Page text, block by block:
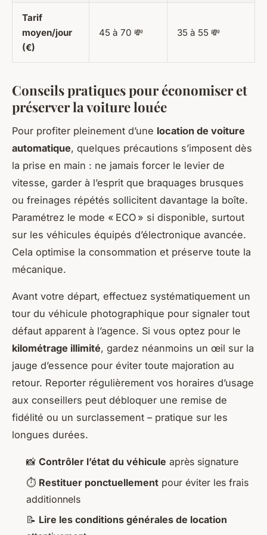
Tarif
moyen/jour
(€)
45 à 70 💸 35 à 55 💸
Conseils pratiques pour économiser et
préserver la voiture louée
Pour profiter pleinement d’une location de voiture
automatique, quelques précautions s’imposent dès
la prise en main : ne jamais forcer le levier de
vitesse, garder à l’esprit que braquages brusques
ou freinages répétés sollicitent davantage la boîte.
Paramétrez le mode « ECO » si disponible, surtout
sur les véhicules équipés d’électronique avancée.
Cela optimise la consommation et préserve toute la
mécanique.
Avant votre départ, effectuez systématiquement un
tour du véhicule photographique pour signaler tout
défaut apparent à l’agence. Si vous optez pour le
kilométrage illimité, gardez néanmoins un œil sur la
jauge d’essence pour éviter toute majoration au
retour. Reporter régulièrement vos horaires d’usage
aux conseillers peut débloquer une remise de
fidélité ou un surclassement – pratique sur les
longues durées.
📸 Contrôler l’état du véhicule après signature
⏱ Restituer ponctuellement pour éviter les frais
additionnels
📝 Lire les conditions générales de location